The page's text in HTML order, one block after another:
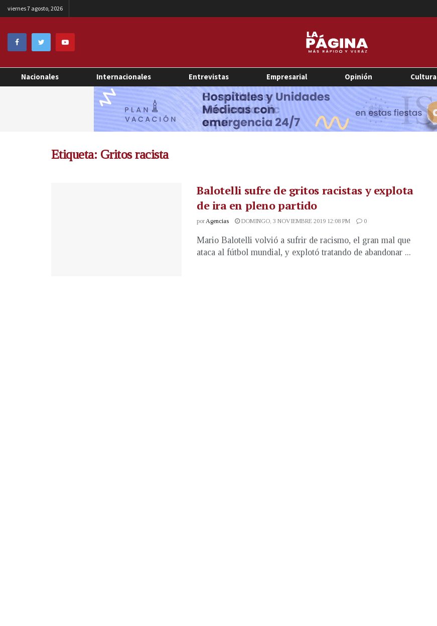
viernes 7 agosto, 2026
Nacionales Internacionales Entrevistas Empresarial Opinión Cultura
Etiqueta: Gritos racista
Balotelli sufre de gritos racistas y explota
de ira en pleno partido
porAgencias DOMINGO, 3 NOVIEMBRE 2019 12:08 PM 0
Mario Balotelli volvió a sufrir de racismo, el gran mal que
ataca al fútbol mundial, y explotó tratando de abandonar ...